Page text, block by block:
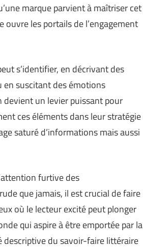
marque parvient à maîtriser cet
les portails de l’engagement
s’identifier, en décrivant des
en suscitant des émotions
devient un levier puissant pour
ces éléments dans leur stratégie
saturé d’informations mais aussi
furtive des
que jamais, il est crucial de faire
où le lecteur excité peut plonger
qui aspire à être emportée par la
descriptive du savoir-faire littéraire